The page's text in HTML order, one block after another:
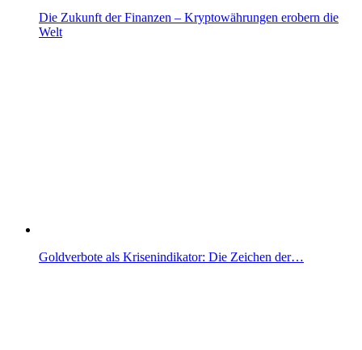
Die Zukunft der Finanzen – Kryptowährungen erobern die
Welt
Goldverbote als Krisenindikator: Die Zeichen der…